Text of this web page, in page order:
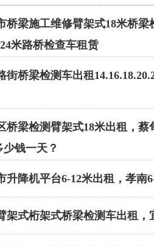
桥梁施工维修臂架式18米桥
米路桥检查车租赁
街桥梁检测车出租
桥梁检测臂架式18米出租，
少钱一天？
升降机平台6-12米出租，孝南
架式桁架式桥梁检测车出租，